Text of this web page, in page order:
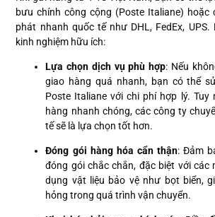
bưu chính công cộng (Poste Italiane) hoặc
phát nhanh quốc tế như DHL, FedEx,
kinh nghiệm hữu ích:
Lựa chọn dịch vụ phù hợp: Nếu
giao hàng quá nhanh, bạn có thể
Poste Italiane với chi phí hợp lý. Tuy
hàng nhanh chóng, các công ty
tế sẽ là lựa chọn tốt hơn.
Đóng gói hàng hóa cẩn thận: Đảm
đóng gói chắc chắn, đặc biệt với các
dụng vật liệu bảo vệ như bọt biển,
hỏng trong quá trình vận chuyển.